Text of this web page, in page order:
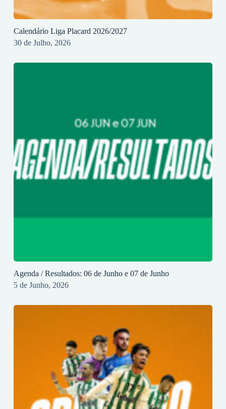
Calendário Liga Placard 2026/2027
30 de Julho, 2026
Agenda / Resultados: 06 de Junho e 07 de Junho
5 de Junho, 2026